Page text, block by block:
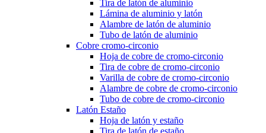
Tira de latón de aluminio
Lámina de aluminio y latón
Alambre de latón de aluminio
Tubo de latón de aluminio
Cobre cromo-circonio
Hoja de cobre de cromo-circonio
Tira de cobre de cromo-circonio
Varilla de cobre de cromo-circonio
Alambre de cobre de cromo-circonio
Tubo de cobre de cromo-circonio
Latón Estaño
Hoja de latón y estaño
Tira de latón de estaño